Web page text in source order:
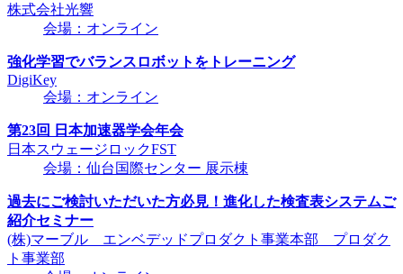
株式会社光響
会場：オンライン
強化学習でバランスロボットをトレーニング
DigiKey
会場：オンライン
第23回 日本加速器学会年会
日本スウェージロックFST
会場：仙台国際センター 展示棟
過去にご検討いただいた方必見！進化した検査表システムご
紹介セミナー
(株)マーブル エンベデッドプロダクト事業本部 プロダク
ト事業部